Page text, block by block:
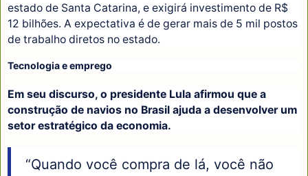
estado de Santa Catarina, e exigirá investimento de R$
12 bilhões. A expectativa é de gerar mais de 5 mil postos
de trabalho diretos no estado.
Tecnologia e emprego
Em seu discurso, o presidente Lula afirmou que a
construção de navios no Brasil ajuda a desenvolver um
setor estratégico da economia.
“Quando você compra de lá, você não